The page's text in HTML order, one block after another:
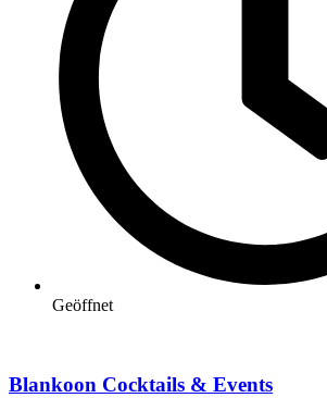
Geöffnet
Blankoon Cocktails & Events